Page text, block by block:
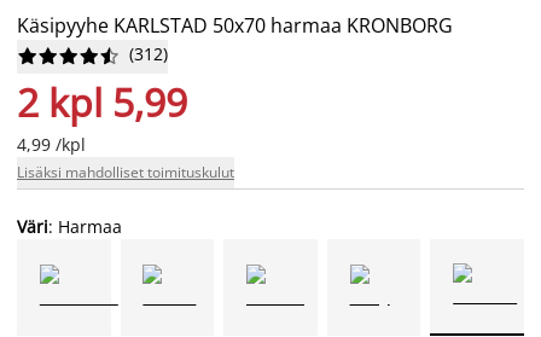
Käsipyyhe KARLSTAD 50x70 harmaa KRONBORG





 (312)
2 kpl 5,99
4,99 /kpl
Lisäksi mahdolliset toimituskulut
Väri: Harmaa